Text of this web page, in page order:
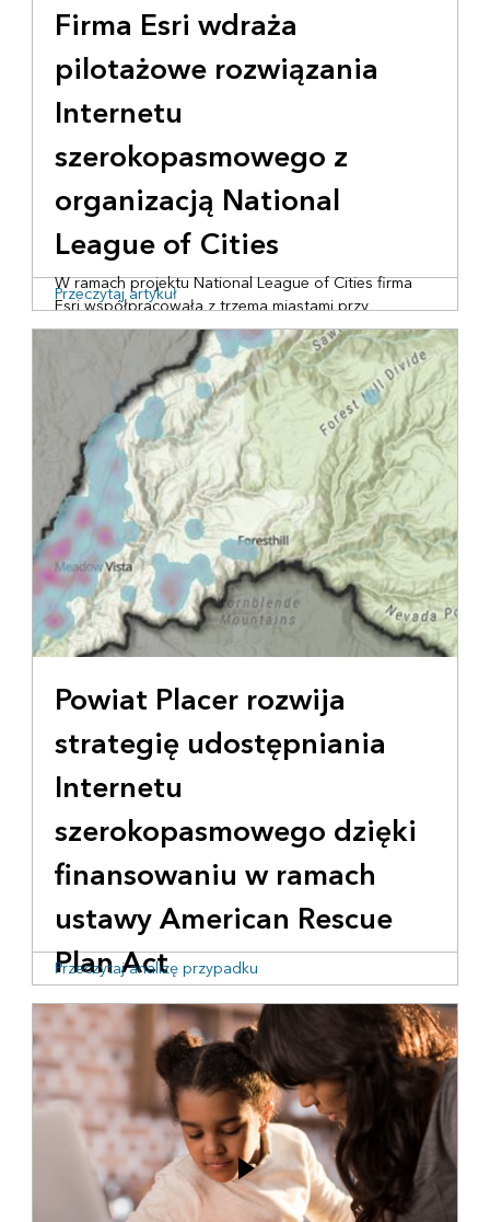
Firma Esri wdraża
pilotażowe rozwiązania
Internetu
szerokopasmowego z
organizacją National
League of Cities
W ramach projektu National League of Cities firma
Esri współpracowała z trzema miastami przy
weryfikacji danych i wdrażaniu rozwiązań, które
pomogły im lepiej zrozumieć potrzeby społeczności
oraz zaplanować rozbudowę sieci
szerokopasmowych.
Przeczytaj artykuł
Powiat Placer rozwija
strategię udostępniania
Internetu
szerokopasmowego dzięki
finansowaniu w ramach
ustawy American Rescue
Plan Act
Aby lepiej zrozumieć potrzeby społeczności i
zidentyfikować luki w dostępie do usługi, powiat
wykorzystał narzędzia crowdsourcingowe do
zbierania danych i angażowania mieszkańców.
Przeczytaj analizę przypadku